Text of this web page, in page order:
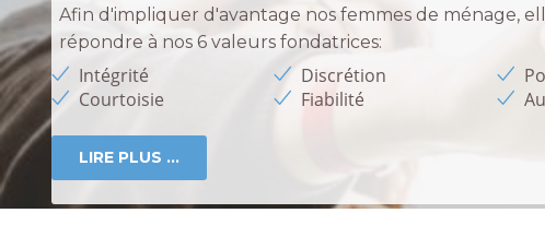
Afin d'impliquer d'avantage nos femmes de ménage,
répondre à nos 6 valeurs fondatrices:
Intégrité Discrétion
Courtoisie
Fiabilité
LIRE PLUS ...